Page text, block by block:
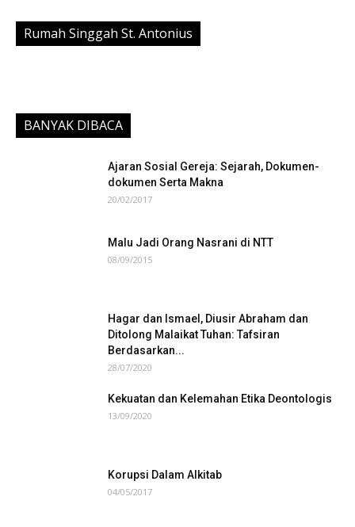
Rumah Singgah St. Antonius
BANYAK DIBACA
Ajaran Sosial Gereja: Sejarah, Dokumen-
dokumen Serta Makna
20/02/2017
Malu Jadi Orang Nasrani di NTT
08/09/2015
Hagar dan Ismael, Diusir Abraham dan
Ditolong Malaikat Tuhan: Tafsiran
Berdasarkan...
28/07/2020
Kekuatan dan Kelemahan Etika Deontologis
13/09/2020
Korupsi Dalam Alkitab
04/05/2017